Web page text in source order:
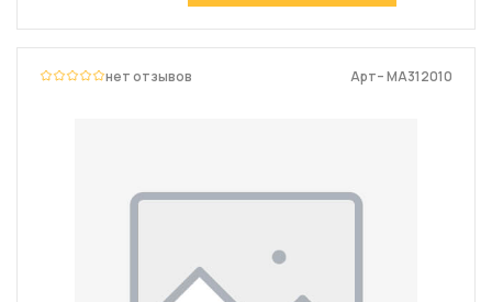
нет отзывов Арт– MA312010